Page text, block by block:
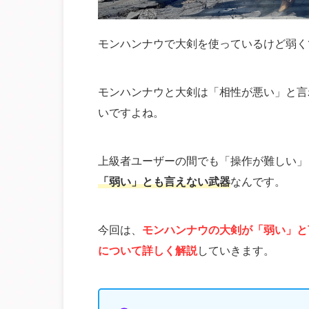
モンハンナウで大剣を使っているけど弱
モンハンナウと大剣は「相性が悪い」と
いですよね。
上級者ユーザーの間でも「操作が難しい
「弱い」とも言えない武器なんです。
今回は、 モンハンナウの大剣が「弱い」
について詳しく解説していきます。